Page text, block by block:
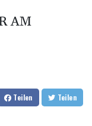
AM
Teilen Teilen